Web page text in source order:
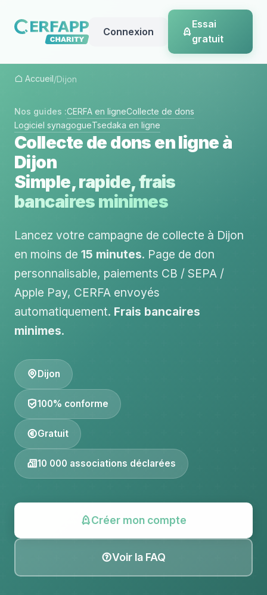
Connexion
Essai
gratuit
Accueil/Dijon
Nos guides :CERFA en ligneCollecte de dons
Logiciel synagogueTsedaka en ligne
Collecte de dons en ligne à
Dijon
Simple, rapide, frais
bancaires minimes
Lancez votre campagne de collecte à Dijon
en moins de 15 minutes. Page de don
personnalisable, paiements CB / SEPA /
Apple Pay, CERFA envoyés
automatiquement. Frais bancaires
minimes.
Dijon
100% conforme
Gratuit
10 000 associations déclarées
Créer mon compte
Voir la FAQ